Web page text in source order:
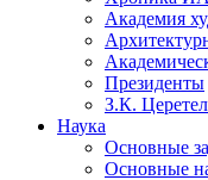
Академия
Президенты
З.К.
Наука
Основные
Основные